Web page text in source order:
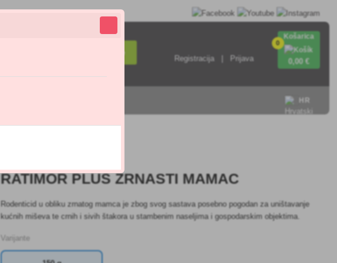
Pretraživanje
Registracija Prijava
0
Košarica
0,00 €
HR
RATIMOR PLUS ZRNASTI MAMAC
Rodenticid u obliku zrnatog mamca je zbog svog sastava posebno pogodan za uništavanje
kućnih miševa te crnih i sivih štakora u stambenim naseljima i gospodarskim objektima.
Varijante